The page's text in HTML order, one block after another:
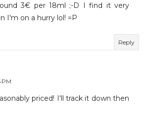
3€ per 18ml ;-D I find it very
I'm on a hurry lol! =P
Reply
PM
priced! I'll track it down then